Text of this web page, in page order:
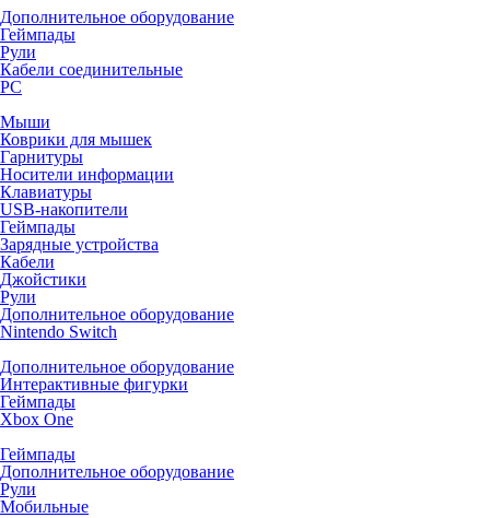
Дополнительное оборудование
Геймпады
Рули
Кабели соединительные
PC
Мыши
Коврики для мышек
Гарнитуры
Носители информации
Клавиатуры
USB-накопители
Геймпады
Зарядные устройства
Кабели
Джойстики
Рули
Дополнительное оборудование
Nintendo Switch
Дополнительное оборудование
Интерактивные фигурки
Геймпады
Xbox One
Геймпады
Дополнительное оборудование
Рули
Мобильные